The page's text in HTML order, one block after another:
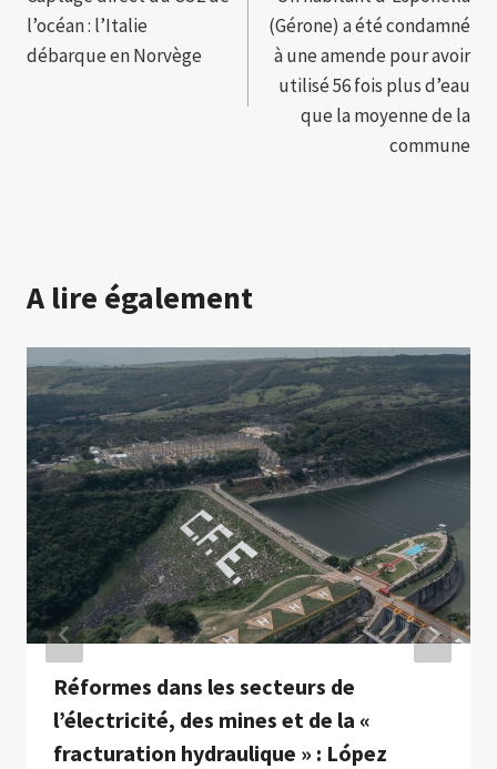
de
l’article
l’océan : l’Italie
débarque en Norvège
(Gérone) a été condamné
à une amende pour avoir
utilisé 56 fois plus d’eau
que la moyenne de la
commune
A lire également
Réformes dans les secteurs de
l’électricité, des mines et de la «
fracturation hydraulique » : López